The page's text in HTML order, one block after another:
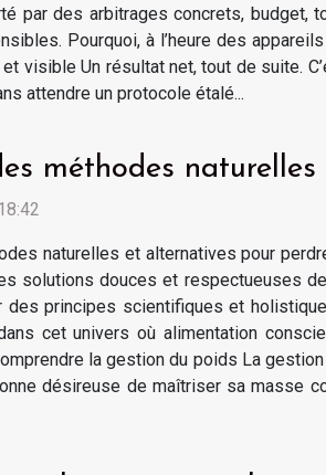
par des arbitrages concrets, budget,
Pourquoi, à l’heure des
visible Un résultat net, tout de suite.
attendre un protocole étalé...
méthodes
naturelles et alternatives pour
solutions douces et respectueuses
des principes scientifiques et
cet univers où alimentation
la gestion du poids La
désireuse de maîtriser sa masse